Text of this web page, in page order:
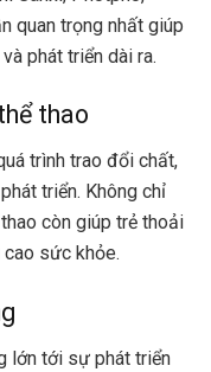
quan trọng nhất giúp
phát triển dài ra.
thao
trình trao đổi chất,
triển. Không chỉ
còn giúp trẻ thoải
sức khỏe.
lớn tới sự phát triển